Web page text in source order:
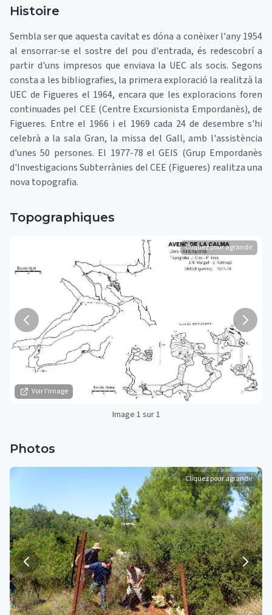
Histoire
Sembla ser que aquesta cavitat es dóna a conèixer l'any 1954
al ensorrar-se el sostre del pou d'entrada, és redescobrí a
partir d'uns impresos que enviava la UEC als socis. Segons
consta a les bibliografies, la primera exploració la realitzà la
UEC de Figueres el 1964, encara que les exploracions foren
continuades pel CEE (Centre Excursionista Empordanès), de
Figueres. Entre el 1966 i el 1969 cada 24 de desembre s'hi
celebrà a la sala Gran, la missa del Gall, amb l'assistència
d'unes 50 persones. El 1977-78 el GEIS (Grup Empordanès
d'Investigacions Subterrànies del CEE (Figueres) realitza una
nova topografia.
Topographiques
Voir l'image
Cliquez pour agrandir
Image 1 sur 1
Photos
Cliquez pour agrandir